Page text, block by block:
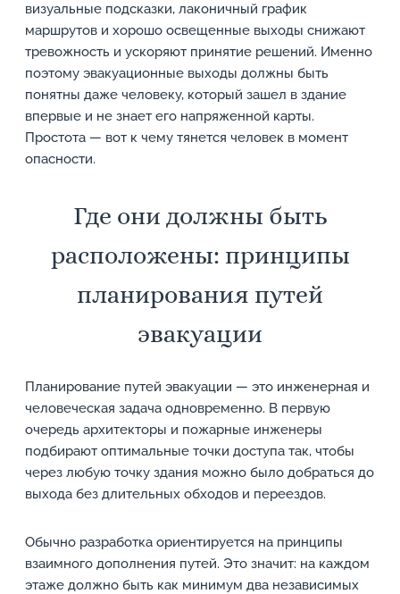
визуальные подсказки, лаконичный график
маршрутов и хорошо освещенные выходы снижают
тревожность и ускоряют принятие решений. Именно
поэтому эвакуационные выходы должны быть
понятны даже человеку, который зашел в здание
впервые и не знает его напряженной карты.
Простота — вот к чему тянется человек в момент
опасности.
Где они должны быть
расположены: принципы
планирования путей
эвакуации
Планирование путей эвакуации — это инженерная и
человеческая задача одновременно. В первую
очередь архитекторы и пожарные инженеры
подбирают оптимальные точки доступа так, чтобы
через любую точку здания можно было добраться до
выхода без длительных обходов и переездов.
Обычно разработка ориентируется на принципы
взаимного дополнения путей. Это значит: на каждом
этаже должно быть как минимум два независимых